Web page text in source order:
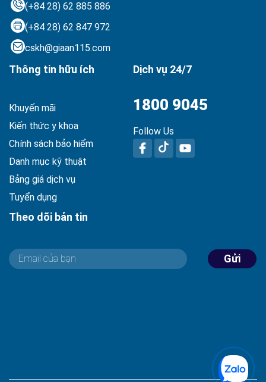
(+84 28) 62 885 886
(+84 28) 62 847 972
cskh@giaan115.com
Thông tin hữu ích
Khuyến mãi
Kiến thức y khoa
Chính sách bảo hiểm
Danh mục kỹ thuật
Bảng giá dịch vụ
Tuyển dụng
Dịch vụ 24/7
1800 9045
Follow Us
Theo dõi bản tin
Gửi